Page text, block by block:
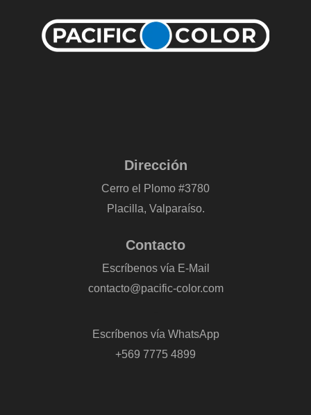
Dirección
Cerro el Plomo #3780
Placilla, Valparaíso.
Contacto
Escríbenos vía E-Mail
contacto@pacific-color.com
Escríbenos vía WhatsApp
+569 7775 4899